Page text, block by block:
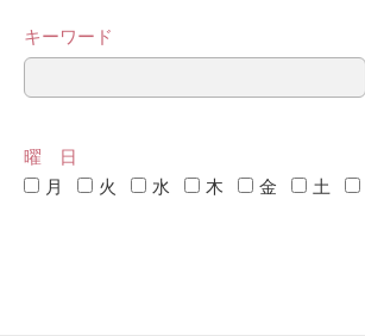
音楽 舞踊・ダンス
発声・ボイストレー
ニング
ジュニア・キッズ
キーワード
曜 日
月
火 水 木 金 土